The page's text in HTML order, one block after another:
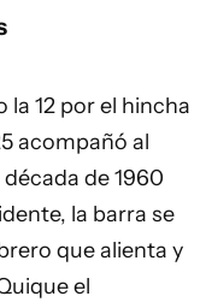
la 12 por el hincha
acompañó al
de 1960
la barra se
que alienta y
el